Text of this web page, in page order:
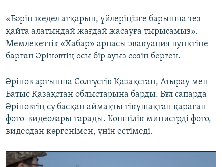
«Бәрін жедел атқарып, үйлеріңізге барынша тез
қайта алатындай жағдай жасауға тырысамыз».
Мемлекеттік «Хабар» арнасы эвакуация пунктіне
барған Әріновтің осы бір ауыз сөзін берген.
Әрінов артынша Солтүстік Қазақстан, Атырау мен
Батыс Қазақстан облыстарына барды. Бұл сапарда
Әріновтің су басқан аймақты тікұшақтан қараған
фото-видеолары тарады. Көпшілік министрді фото,
видеодан көргенімен, үнін естімеді.